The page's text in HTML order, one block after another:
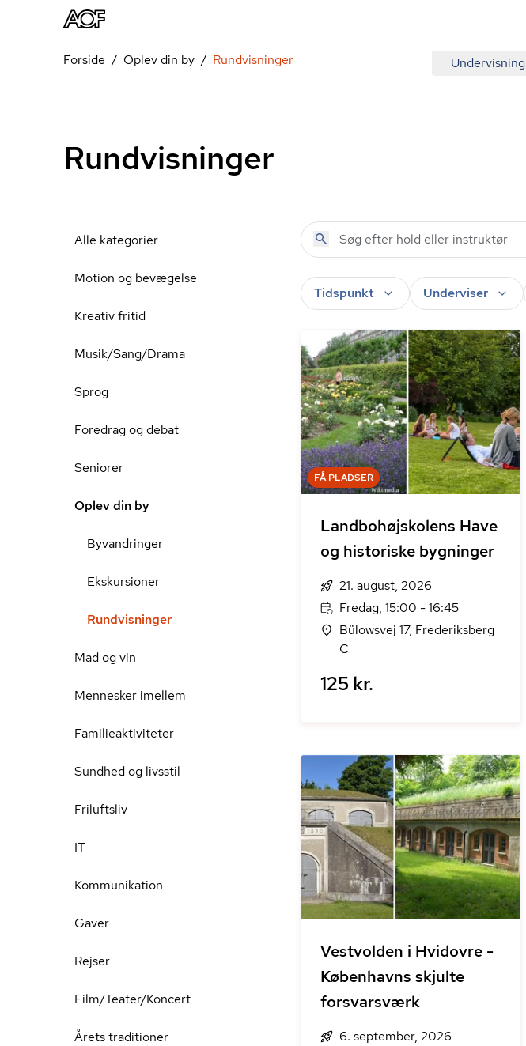
Undervisning
Forside Oplev din by Rundvisninger
Rundvisninger
Alle kategorier
Motion og bevægelse
Kreativ fritid
Musik/Sang/Drama
Sprog
Foredrag og debat
Seniorer
Oplev din by
Byvandringer
Ekskursioner
Rundvisninger
Mad og vin
Mennesker imellem
Familieaktiviteter
Sundhed og livsstil
Friluftsliv
IT
Kommunikation
Gaver
Rejser
Film/Teater/Koncert
Årets traditioner
Tidspunkt Underviser
FÅ PLADSER
Landbohøjskolens Have
og historiske bygninger
21. august, 2026
Fredag, 15:00 - 16:45
Bülowsvej 17, Frederiksberg
C
125 kr.
Vestvolden i Hvidovre -
Københavns skjulte
forsvarsværk
6. september, 2026